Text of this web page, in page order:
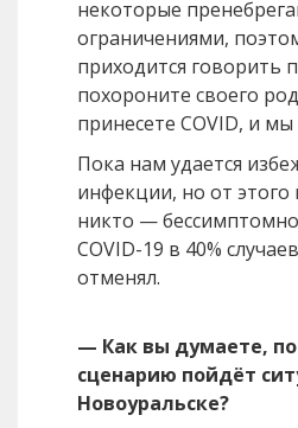
некоторые
ограничениями,
приходится говорить
похороните своего
принесете COVID, и мы
Пока нам удается
инфекции, но от этого
никто —
COVID-19 в 40%
отменял.
— Как вы думаете,
сценарию пойдёт
Новоуральске?